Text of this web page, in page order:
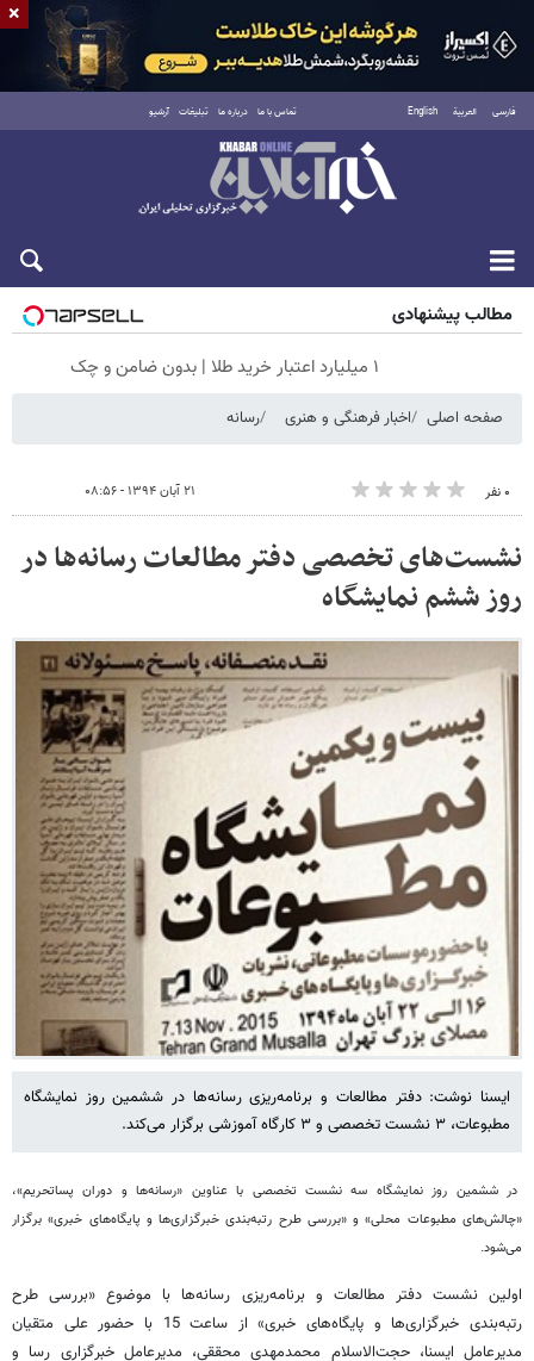
فارسی العربية English تماس با ما درباره ما تبلیغات آرشیو
جمعه ۱۶ مرداد ۱۴۰۵
مطالب پیشنهادی
۱ میلیارد اعتبار خرید طلا | بدون ضامن و چک
صفحه اصلی اخبار فرهنگی و هنری رسانه
۰ نفر ۲۱ آبان ۱۳۹۴ - ۰۸:۵۶
نشست‌های تخصصی دفتر مطالعات رسانه‌ها در
روز ششم نمایشگاه
ایسنا نوشت: دفتر مطالعات و برنامه‌ریزی رسانه‌ها در ششمین روز نمایشگاه
مطبوعات، ٣ نشست تخصصی و ٣ کارگاه آموزشی برگزار می‌کند.
در ششمین روز نمایشگاه سه نشست تخصصی با عناوین «رسانه‌ها و دوران پساتحریم»،
«چالش‌های مطبوعات محلی» و «بررسی طرح رتبه‌بندی خبرگزاری‌ها و پایگاه‌های خبری» برگزار
می‌شود.
اولین نشست دفتر مطالعات و برنامه‌ریزی رسانه‌ها با موضوع «بررسی طرح
رتبه‌بندی خبرگزاری‌ها و پایگاه‌های خبری» از ساعت 15 با حضور علی متقیان
مدیرعامل ایسنا، حجت‌الاسلام محمدمهدی محققی، مدیرعامل خبرگزاری رسا و
×